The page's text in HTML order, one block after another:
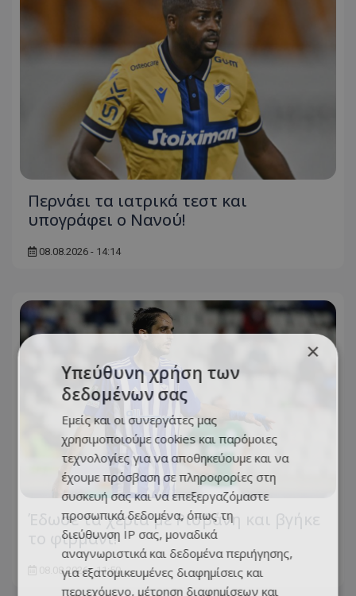
Περνάει τα ιατρικά τεστ και
υπογράφει ο Νανού!
08.08.2026 - 14:14
Έδωσε τα χέρια με Ρισβάνη και βγήκε
το φιρμάνι!
08.08.2026 - 11:50
×
Υπεύθυνη χρήση των
δεδομένων σας
Εμείς και οι συνεργάτες μας
χρησιμοποιούμε cookies και παρόμοιες
τεχνολογίες για να αποθηκεύουμε και να
έχουμε πρόσβαση σε πληροφορίες στη
συσκευή σας και να επεξεργαζόμαστε
προσωπικά δεδομένα, όπως τη
διεύθυνση IP σας, μοναδικά
αναγνωριστικά και δεδομένα περιήγησης,
για εξατομικευμένες διαφημίσεις και
περιεχόμενο, μέτρηση διαφημίσεων και